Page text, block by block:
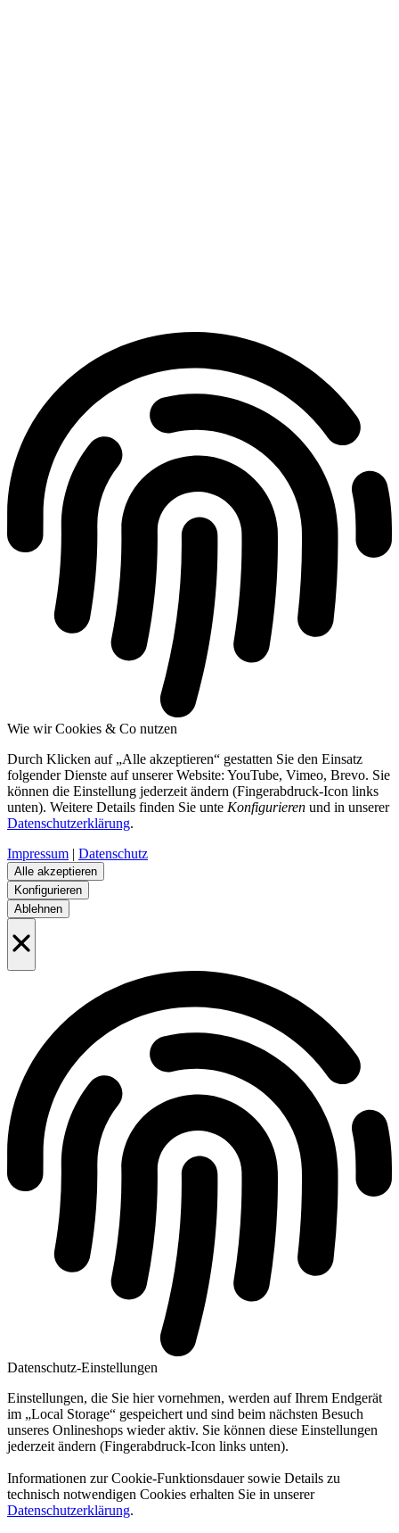
Wie wir Cookies & Co nutzen
Durch Klicken auf „Alle akzeptieren“ gestatten Sie den Einsatz
folgender Dienste auf unserer Website: YouTube, Vimeo, Brevo. Sie
können die Einstellung jederzeit ändern (Fingerabdruck-Icon links
unten). Weitere Details finden Sie unte Konfigurieren und in unserer
Datenschutzerklärung.
Impressum | Datenschutz
Alle akzeptieren
Konfigurieren
Ablehnen
Datenschutz-Einstellungen
Einstellungen, die Sie hier vornehmen, werden auf Ihrem Endgerät
im „Local Storage“ gespeichert und sind beim nächsten Besuch
unseres Onlineshops wieder aktiv. Sie können diese Einstellungen
jederzeit ändern (Fingerabdruck-Icon links unten).
Informationen zur Cookie-Funktionsdauer sowie Details zu
technisch notwendigen Cookies erhalten Sie in unserer
Datenschutzerklärung.